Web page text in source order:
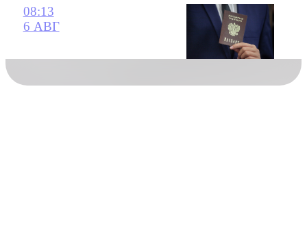
08:13
6 АВГ